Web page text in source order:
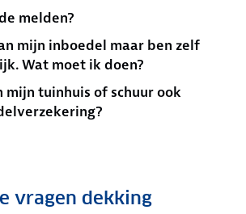
melden?
mijn inboedel maar ben zelf
Wat moet ik doen?
mijn tuinhuis of schuur ook
vragen dekking